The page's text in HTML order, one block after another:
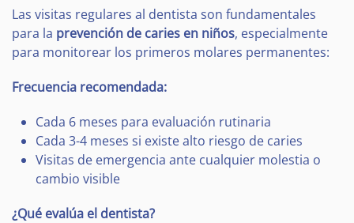
Las visitas regulares al dentista son fundamentales
para la prevención de caries en niños, especialmente
para monitorear los primeros molares permanentes:
Frecuencia recomendada:
Cada 6 meses para evaluación rutinaria
Cada 3-4 meses si existe alto riesgo de caries
Visitas de emergencia ante cualquier molestia o
cambio visible
¿Qué evalúa el dentista?